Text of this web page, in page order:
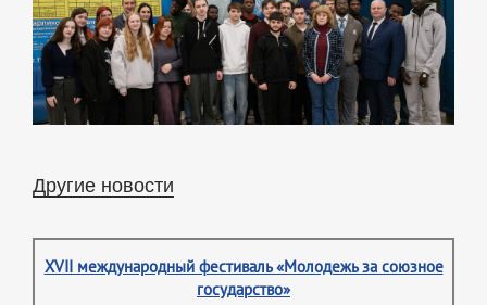
Другие новости
XVII международный фестиваль «Молодежь за союзное
государство»